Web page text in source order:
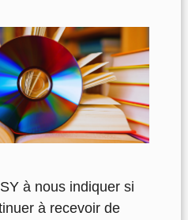
à nous indiquer si
à recevoir de